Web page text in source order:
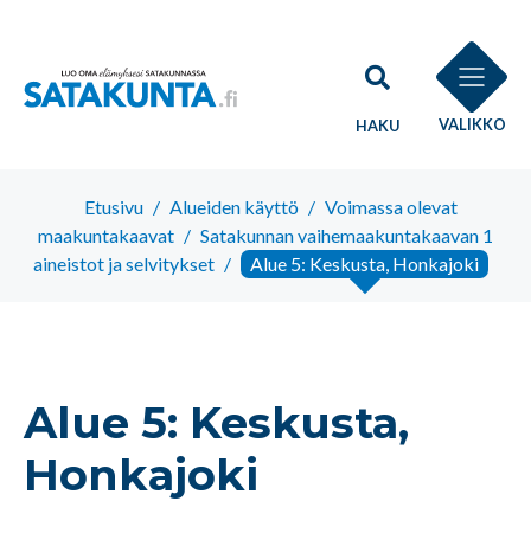
HAKU VALIKKO
Etusivu / Alueiden käyttö / Voimassa olevat
maakuntakaavat / Satakunnan vaihemaakuntakaavan 1
aineistot ja selvitykset / Alue 5: Keskusta, Honkajoki
Alue 5: Keskusta,
Honkajoki